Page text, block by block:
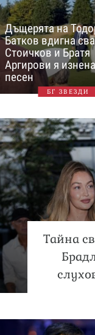
Дъщерята на
Батков вдигна
Стоичков и Братя
Аргирови я
песен
БГ ЗВЕЗДИ
Тайна